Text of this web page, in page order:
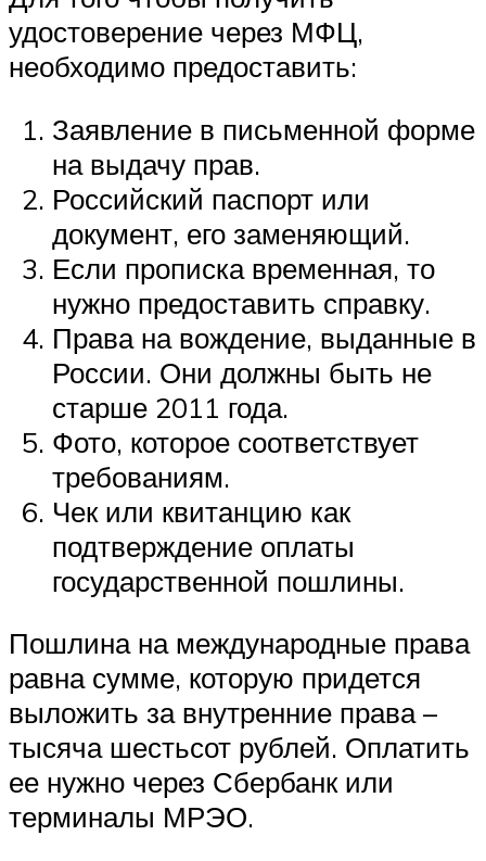
удостоверение через МФЦ,
необходимо предоставить:
Заявление в письменной форме
на выдачу прав.
Российский паспорт или
документ, его заменяющий.
Если прописка временная, то
нужно предоставить справку.
Права на вождение, выданные в
России. Они должны быть не
старше 2011 года.
Фото, которое соответствует
требованиям.
Чек или квитанцию как
подтверждение оплаты
государственной пошлины.
Пошлина на международные права
равна сумме, которую придется
выложить за внутренние права –
тысяча шестьсот рублей. Оплатить
ее нужно через Сбербанк или
терминалы МРЭО.